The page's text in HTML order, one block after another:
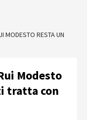
MODESTO RESTA UN
Modesto
tratta con